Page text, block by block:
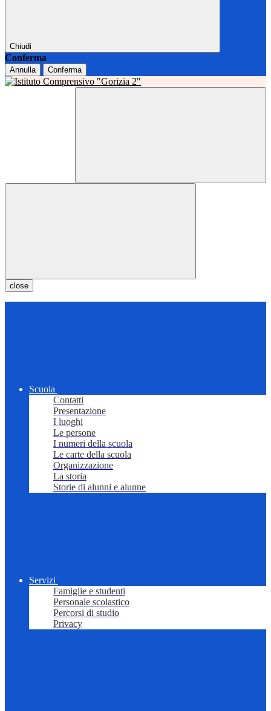
Chiudi
Conferma
Annulla Conferma
close
Scuola
Contatti
Presentazione
I luoghi
Le persone
I numeri della scuola
Le carte della scuola
Organizzazione
La storia
Storie di alunni e alunne
Servizi
Famiglie e studenti
Personale scolastico
Percorsi di studio
Privacy